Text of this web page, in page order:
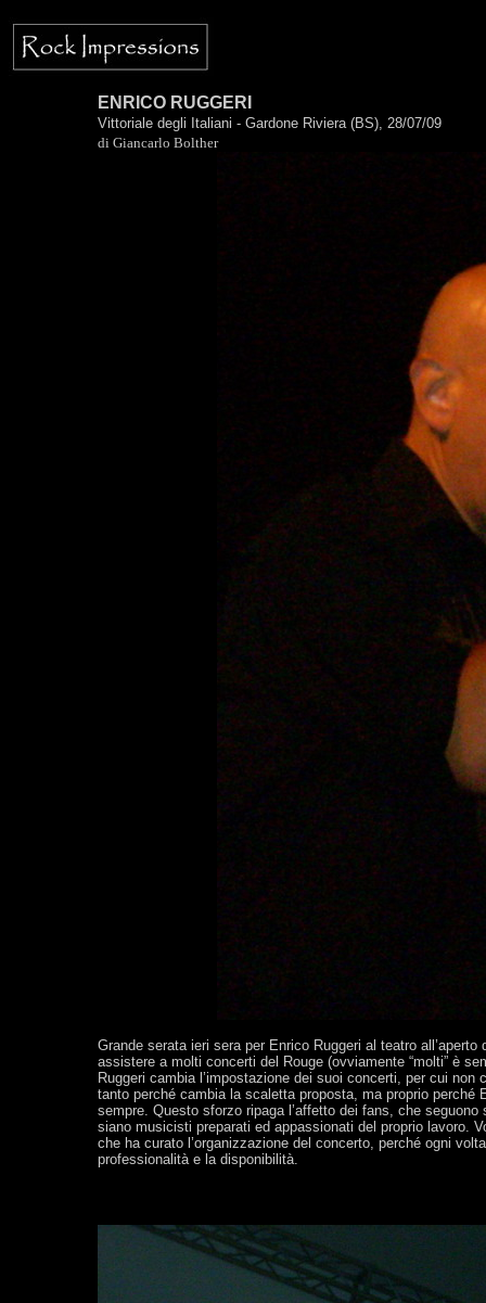
ENRICO RUGGERI
Vittoriale degli Italiani - Gardone Riviera (BS), 28/07/09
di Giancarlo Bolther
Grande serata ieri sera per Enrico Ruggeri al teatro
assistere a molti concerti del Rouge (ovviamente “molti” è
Ruggeri cambia l’impostazione dei suoi concerti, per cui non
tanto perché cambia la scaletta proposta, ma proprio perché
sempre. Questo sforzo ripaga l’affetto dei fans, che
siano musicisti preparati ed appassionati del proprio lavoro.
che ha curato l’organizzazione del concerto, perché ogni
professionalità e la disponibilità.